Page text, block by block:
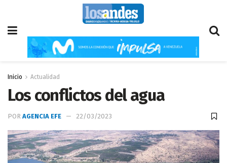
Inicio Actualidad
Los conflictos del agua
POR AGENCIA EFE 22/03/2023